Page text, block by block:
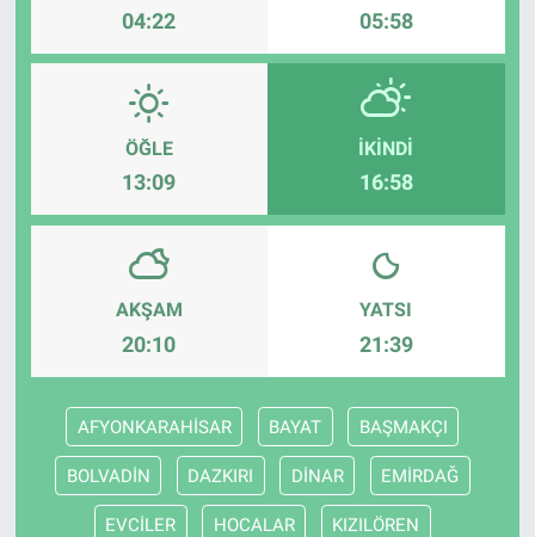
04:22 05:58
ÖĞLE
13:09
İKINDI
16:58
AKŞAM
20:10
YATSI
21:39
AFYONKARAHİSAR BAYAT BAŞMAKÇI
BOLVADİN DAZKIRI DİNAR EMİRDAĞ
EVCİLER HOCALAR KIZILÖREN